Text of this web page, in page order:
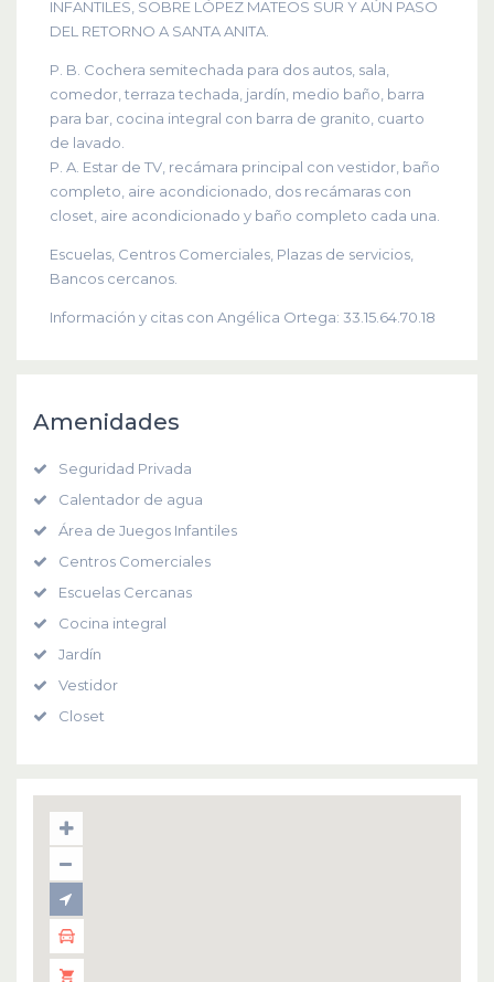
INFANTILES, SOBRE LÓPEZ MATEOS SUR Y AÚN PASO
DEL RETORNO A SANTA ANITA.
P. B. Cochera semitechada para dos autos, sala,
comedor, terraza techada, jardín, medio baño, barra
para bar, cocina integral con barra de granito, cuarto
de lavado.
P. A. Estar de TV, recámara principal con vestidor, baño
completo, aire acondicionado, dos recámaras con
closet, aire acondicionado y baño completo cada una.
Escuelas, Centros Comerciales, Plazas de servicios,
Bancos cercanos.
Información y citas con Angélica Ortega: 33.15.64.70.18
Amenidades
Seguridad Privada
Calentador de agua
Área de Juegos Infantiles
Centros Comerciales
Escuelas Cercanas
Cocina integral
Jardín
Vestidor
Closet